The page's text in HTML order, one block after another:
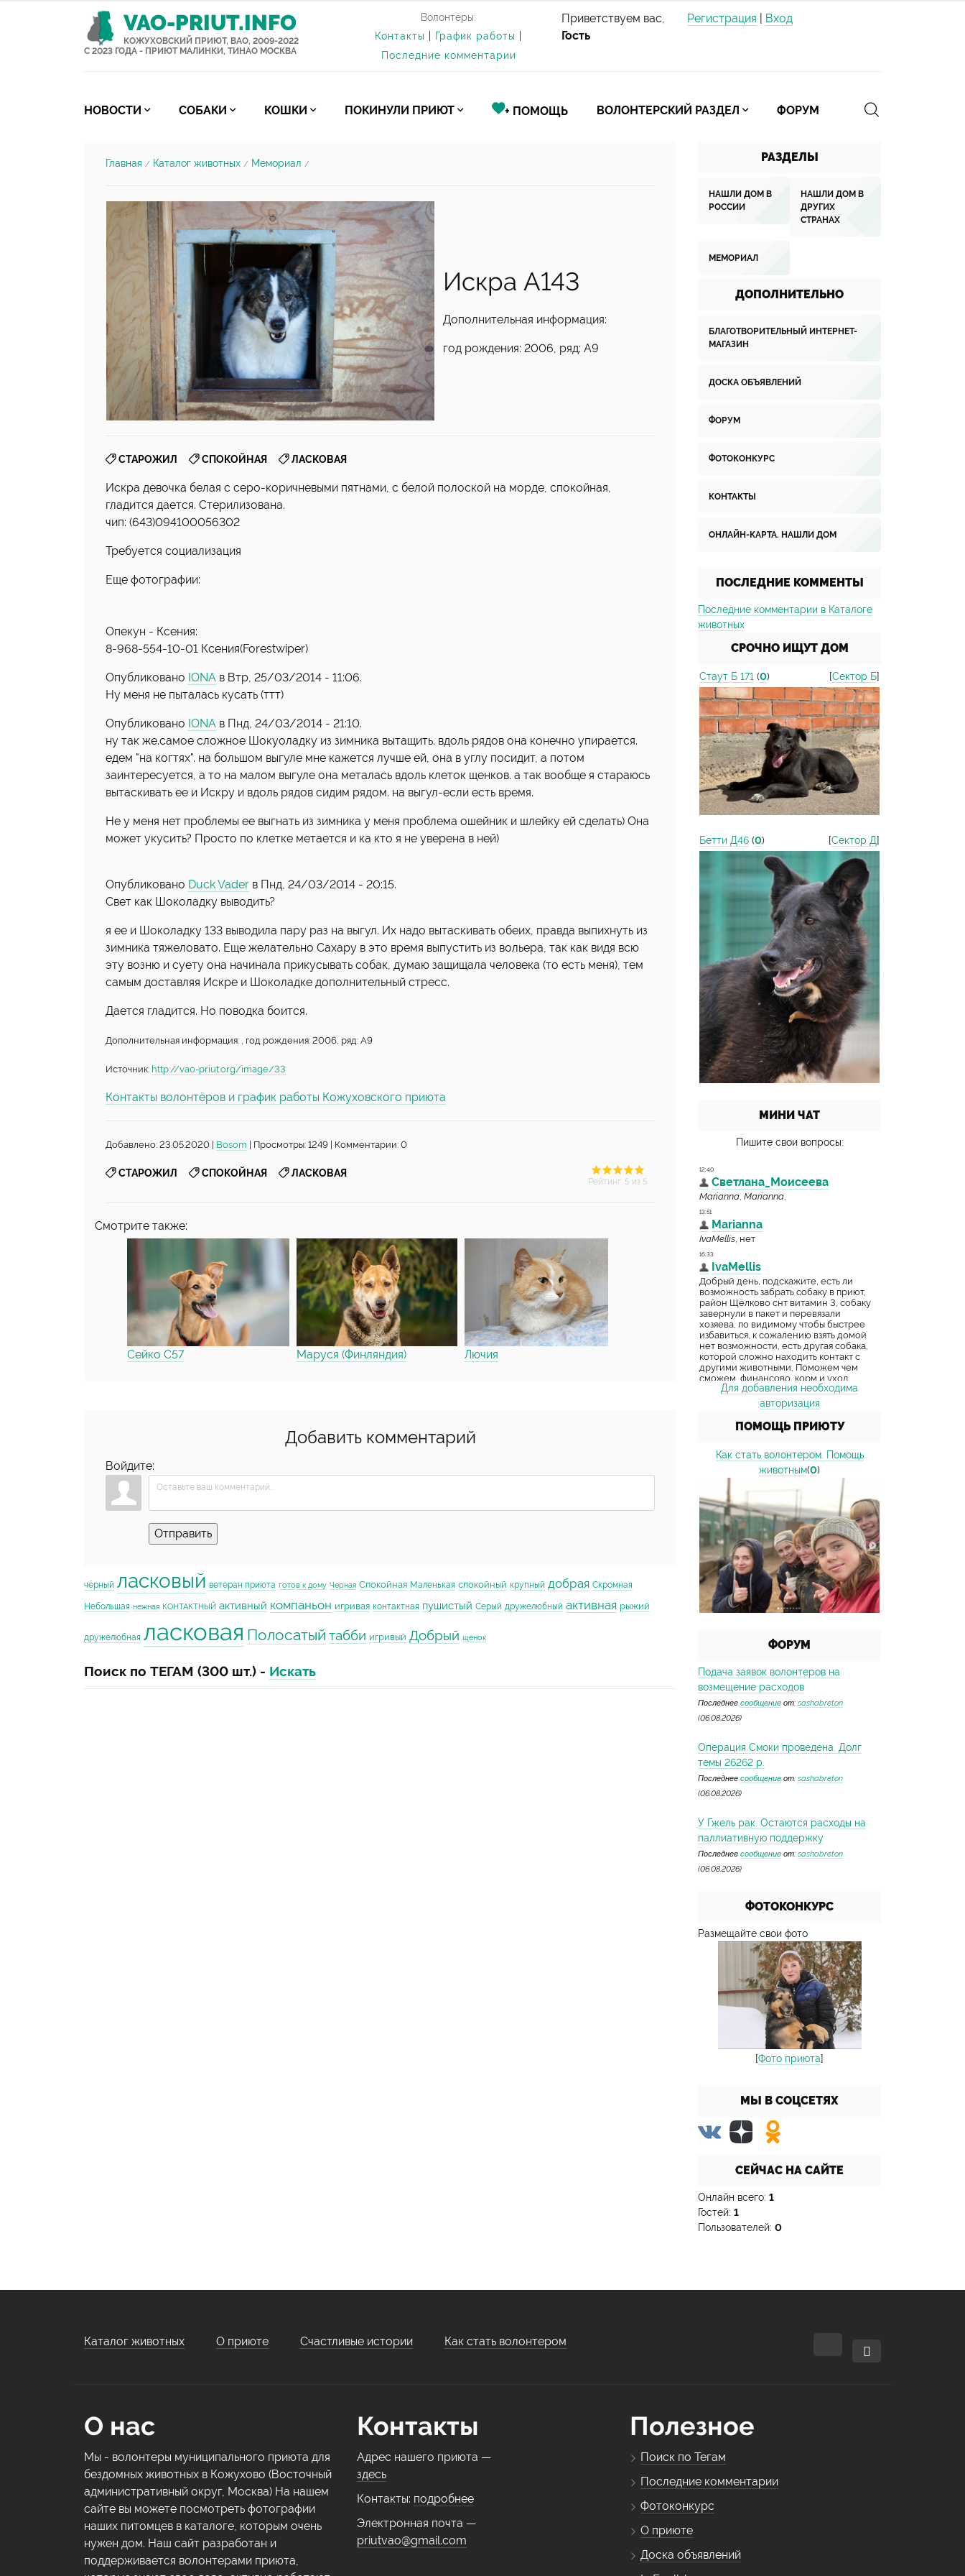
VAO-PRIUT.INFO
КОЖУХОВСКИЙ ПРИЮТ, ВАО, 2009-2022
С 2023 ГОДА - ПРИЮТ МАЛИНКИ, ТИНАО МОСКВА
Волонтёры:
Контакты
График работы
Последние комментарии
Приветствуем вас,
Гость
Регистрация Вход
НОВОСТИ СОБАКИ КОШКИ ПОКИНУЛИ ПРИЮТ + ПОМОЩЬ ВОЛОНТЕРСКИЙ РАЗДЕЛ ФОРУМ
Главная / Каталог животных / Мемориал /
Искра А143
Дополнительная информация:
год рождения: 2006, ряд: А9
СТАРОЖИЛ СПОКОЙНАЯ ЛАСКОВАЯ
Искра девочка белая с серо-коричневыми пятнами, с белой полоской на морде, спокойная,
гладится дается. Стерилизована.
чип: (643)094100056302
Требуется социализация
Еще фотографии:
Опекун - Ксения:
8-968-554-10-01 Ксения(Forestwiper)
Опубликовано IONA в Втр, 25/03/2014 - 11:06.
Ну меня не пыталась кусать (ттт)
Опубликовано IONA в Пнд, 24/03/2014 - 21:10.
ну так же.самое сложное Шокуоладку из зимника вытащить. вдоль рядов она конечно упирается.
едем "на когтях". на большом выгуле мне кажется лучше ей, она в углу посидит, а потом
заинтересуется, а то на малом выгуле она металась вдоль клеток щенков. а так вообще я стараюсь
вытаскивать ее и Искру и вдоль рядов сидим рядом. на выгул-если есть время.
Не у меня нет проблемы ее выгнать из зимника у меня проблема ошейник и шлейку ей сделать) Она
может укусить? Просто по клетке метается и ка кто я не уверена в ней)
Опубликовано Duck Vader в Пнд, 24/03/2014 - 20:15.
Свет как Шоколадку выводить?
я ее и Шоколадку 133 выводила пару раз на выгул. Их надо вытаскивать обеих, правда выпихнуть из
зимника тяжеловато. Еще желательно Сахару в это время выпустить из вольера, так как видя всю
эту возню и суету она начинала прикусывать собак, думаю защищала человека (то есть меня), тем
самым доставляя Искре и Шоколадке дополнительный стресс.
Дается гладится. Но поводка боится.
Дополнительная информация: , год рождения: 2006, ряд: А9
Источник: http://vao-priut.org/image/33
Контакты волонтёров и график работы Кожуховского приюта
Добавлено: 23.05.2020 | Bosom | Просмотры: 1249 | Комментарии: 0
СТАРОЖИЛ СПОКОЙНАЯ ЛАСКОВАЯ
Рейтинг 5 из 5
Смотрите также:
Сейко С57 Маруся (Финляндия) Лючия
Добавить комментарий
Войдите:
Отправить
чёрный ласковый ветеран приюта готов к дому Черная Спокойная Маленькая спокойный крупный добрая Скромная
Небольшая нежная КОНТАКТНЫЙ активный компаньон игривая контактная пушистый Серый дружелюбный активная рыжий
дружелюбная ласковая Полосатый табби игривый Добрый щенок
Поиск по ТЕГАМ (300 шт.) - Искать
РАЗДЕЛЫ
НАШЛИ ДОМ В
РОССИИ
НАШЛИ ДОМ В
ДРУГИХ
СТРАНАХ
МЕМОРИАЛ
ДОПОЛНИТЕЛЬНО
БЛАГОТВОРИТЕЛЬНЫЙ ИНТЕРНЕТ-
МАГАЗИН
ДОСКА ОБЪЯВЛЕНИЙ
ФОРУМ
ФОТОКОНКУРС
КОНТАКТЫ
ОНЛАЙН-КАРТА. НАШЛИ ДОМ
ПОСЛЕДНИЕ КОММЕНТЫ
Последние комментарии в Каталоге
животных
СРОЧНО ИЩУТ ДОМ
Стаут Б 171 (0) [Сектор Б]
Бетти Д46 (0) [Сектор Д]
МИНИ ЧАТ
Пишите свои вопросы:
Для добавления необходима
авторизация
ПОМОЩЬ ПРИЮТУ
Как стать волонтером. Помощь
животным(0)
ФОРУМ
Подача заявок волонтеров на
возмещение расходов
Последнее сообщение от: sashabreton
(06.08.2026)
Операция Смоки проведена. Долг
темы 26262 р.
Последнее сообщение от: sashabreton
(06.08.2026)
У Гжель рак. Остаются расходы на
паллиативную поддержку
Последнее сообщение от: sashabreton
(06.08.2026)
ФОТОКОНКУРС
Размещайте свои фото
[Фото приюта]
МЫ В СОЦСЕТЯХ
СЕЙЧАС НА САЙТЕ
Онлайн всего: 1
Гостей: 1
Пользователей: 0
Каталог животных О приюте Счастливые истории Как стать волонтером
О нас
Мы - волонтеры муниципального приюта для
бездомных животных в Кожухово (Восточный
административный округ, Москва) На нашем
сайте вы можете посмотреть фотографии
наших питомцев в каталоге, которым очень
нужен дом. Наш сайт разработан и
поддерживается волонтерами приюта,
Контакты
Адрес нашего приюта —
здесь
Контакты: подробнее
Электронная почта —
priutvao@gmail.com
Полезное
Поиск по Тегам
Последние комментарии
Фотоконкурс
О приюте
Доска объявлений